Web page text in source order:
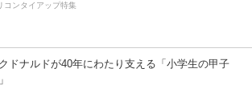
コンタイアップ特集
ドナルドが40年にわたり支える「小学生の甲子